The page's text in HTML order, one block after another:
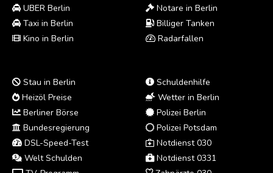
UBER Berlin
Taxi in Berlin
Kino in Berlin
Notare in Berlin
Billiger Tanken
Radarfallen
Stau in Berlin
Heizöl Preise
Berliner Börse
Bundesregierung
DSL-Speed-Test
Welt Schulden
Schuldenhilfe
Wetter in Berlin
Polizei Berlin
Polizei Potsdam
Notdienst 030
Notdienst 0331